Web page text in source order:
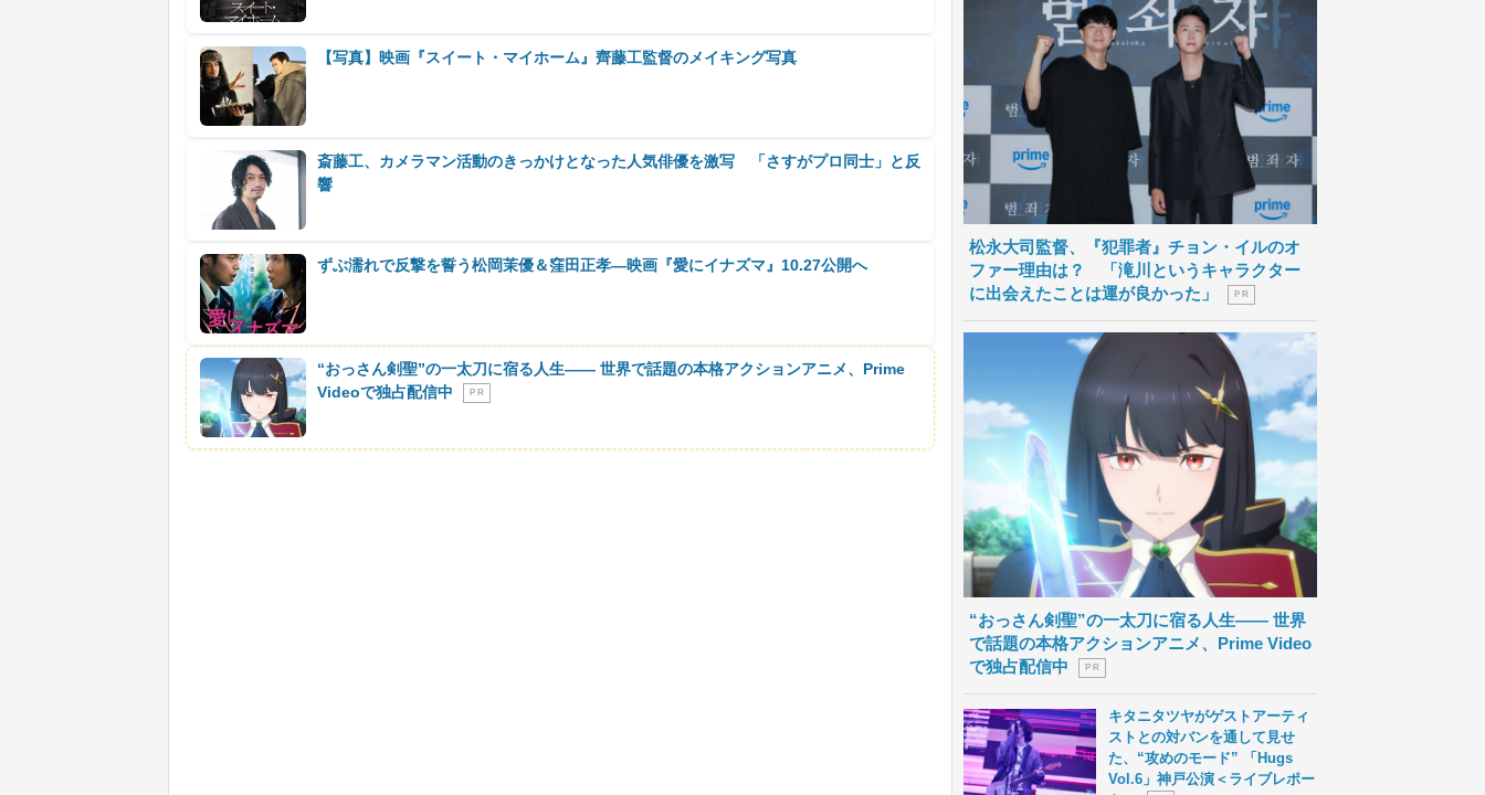
【写真】映画『スイート・マイホーム』齊藤工監督のメイキング写真
斎藤工、カメラマン活動のきっかけとなった人気俳優を激写 「さすがプロ同士」と反
響
ずぶ濡れで反撃を誓う松岡茉優＆窪田正孝―映画『愛にイナズマ』10.27公開へ
“おっさん剣聖”の一太刀に宿る人生―― 世界で話題の本格アクションアニメ、Prime
Videoで独占配信中
P R
松永大司監督、『犯罪者』チョン・イルのオ
ファー理由は？ 「滝川というキャラクター
に出会えたことは運が良かった」
P R
“おっさん剣聖”の一太刀に宿る人生―― 世界
で話題の本格アクションアニメ、Prime Video
で独占配信中
P R
キタニタツヤがゲストアーティ
ストとの対バンを通して見せ
た、“攻めのモード” 「Hugs
Vol.6」神戸公演＜ライブレポー